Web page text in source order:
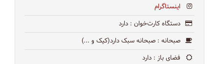
اینستاگرام
دستگاه کارت‌خوان : دارد
صبحانه : صبحانه سبک دارد(کیک و ...)
فضای باز : دارد